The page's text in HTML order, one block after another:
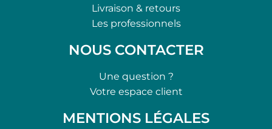
Livraison & retours
Les professionnels
NOUS CONTACTER
Une question ?
Votre espace client
MENTIONS LÉGALES